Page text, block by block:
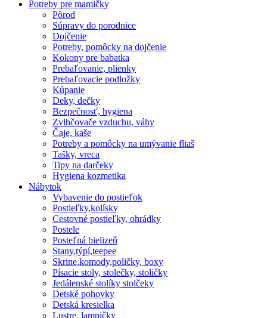
Potreby pre mamičky
Pôrod
Súpravy do porodnice
Dojčenie
Potreby, pomôcky na dojčenie
Kokony pre babatka
Prebaľovanie, plienky
Prebaľovacie podložky
Kúpanie
Deky, dečky
Bezpečnosť, hygiena
Zvlhčovače vzduchu, váhy
Čaje, kaše
Potreby a pomôcky na umývanie fliaš
Tašky, vreca
Tipy na darčeky
Hygiena kozmetika
Nábytok
Vybavenie do postieľok
Postieľky,kolísky
Cestovné postieľky, ohrádky
Postele
Posteľná bielizeň
Stany,týpí,teepee
Skrine,komody,poličky, boxy
Písacie stoly, stolečky, stoličky
Jedálenské stolíky stolčeky
Detské pohovky
Detská kresielka
Lustre, lampičky